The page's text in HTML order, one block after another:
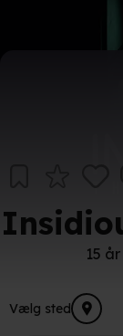
15 år
Vælg sted